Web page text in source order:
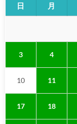
日 月
3 4
10 11
17 18